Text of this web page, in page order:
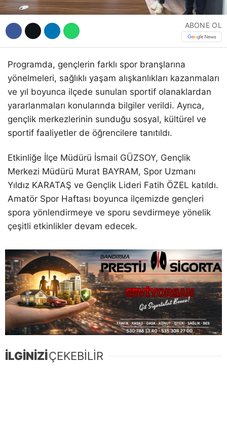
ABONE OL
Programda, gençlerin farklı spor branşlarına
yönelmeleri, sağlıklı yaşam alışkanlıkları kazanmaları
ve yıl boyunca ilçede sunulan sportif olanaklardan
yararlanmaları konularında bilgiler verildi. Ayrıca,
gençlik merkezlerinin sunduğu sosyal, kültürel ve
sportif faaliyetler de öğrencilere tanıtıldı.
Etkinliğe İlçe Müdürü İsmail GÜZSOY, Gençlik
Merkezi Müdürü Murat BAYRAM, Spor Uzmanı
Yıldız KARATAŞ ve Gençlik Lideri Fatih ÖZEL katıldı.
Amatör Spor Haftası boyunca ilçemizde gençleri
spora yönlendirmeye ve sporu sevdirmeye yönelik
çeşitli etkinlikler devam edecek.
İLGİNİZİÇEKEBİLİR